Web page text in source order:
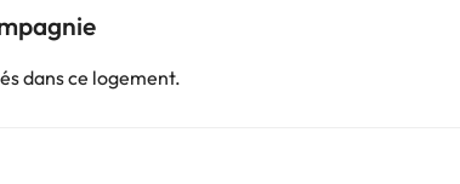
dans ce logement.